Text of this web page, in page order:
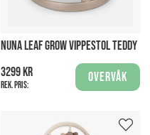
NUNA LEAF GROW VIPPESTOL TEDDY
3299 kr
Rek. pris:
Overvåk